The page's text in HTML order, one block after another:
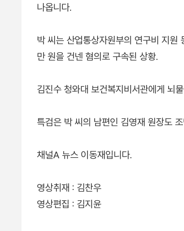
나옵니다.
박 씨는 산업통상자원부의 연구비 지원
만 원을 건넨 혐의로 구속된 상황.
김진수 청와대 보건복지비서관에게 뇌
특검은 박 씨의 남편인 김영재 원장도
채널A 뉴스 이동재입니다.
영상취재 : 김찬우
영상편집 : 김지윤